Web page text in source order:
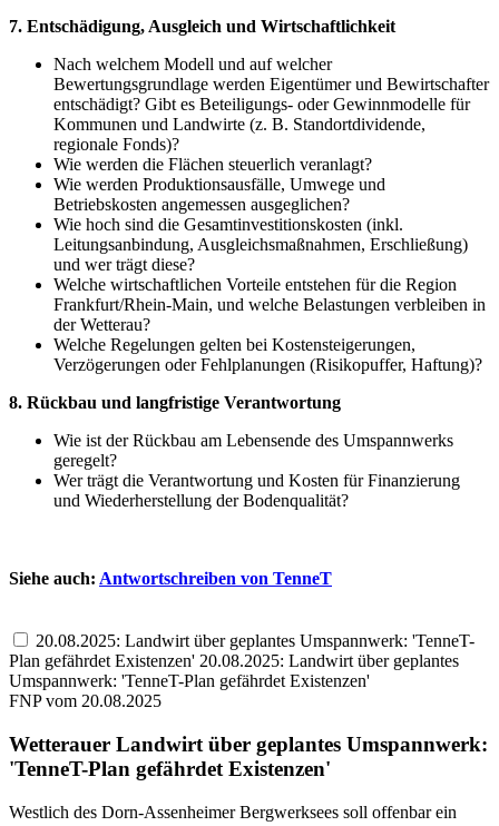
7. Entschädigung, Ausgleich und Wirtschaftlichkeit
Nach welchem Modell und auf welcher
Bewertungsgrundlage werden Eigentümer und Bewirtschafter
entschädigt? Gibt es Beteiligungs- oder Gewinnmodelle für
Kommunen und Landwirte (z. B. Standortdividende,
regionale Fonds)?
Wie werden die Flächen steuerlich veranlagt?
Wie werden Produktionsausfälle, Umwege und
Betriebskosten angemessen ausgeglichen?
Wie hoch sind die Gesamtinvestitionskosten (inkl.
Leitungsanbindung, Ausgleichsmaßnahmen, Erschließung)
und wer trägt diese?
Welche wirtschaftlichen Vorteile entstehen für die Region
Frankfurt/Rhein-Main, und welche Belastungen verbleiben in
der Wetterau?
Welche Regelungen gelten bei Kostensteigerungen,
Verzögerungen oder Fehlplanungen (Risikopuffer, Haftung)?
8. Rückbau und langfristige Verantwortung
Wie ist der Rückbau am Lebensende des Umspannwerks
geregelt?
Wer trägt die Verantwortung und Kosten für Finanzierung
und Wiederherstellung der Bodenqualität?
Siehe auch: Antwortschreiben von TenneT
20.08.2025: Landwirt über geplantes Umspannwerk: 'TenneT-
Plan gefährdet Existenzen' 20.08.2025: Landwirt über geplantes
Umspannwerk: 'TenneT-Plan gefährdet Existenzen'
FNP vom 20.08.2025
Wetterauer Landwirt über geplantes Umspannwerk:
'TenneT-Plan gefährdet Existenzen'
Westlich des Dorn-Assenheimer Bergwerksees soll offenbar ein